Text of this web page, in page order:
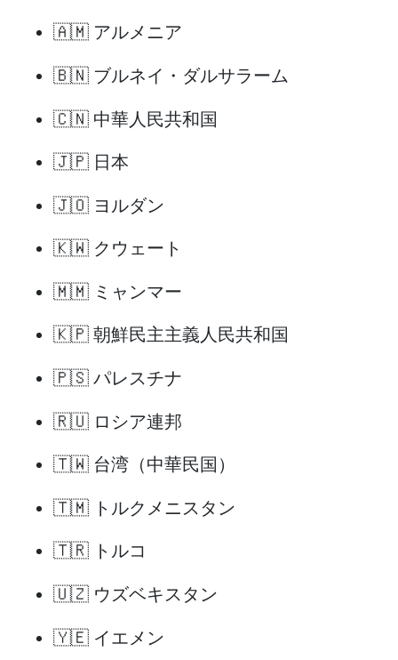
🇦🇲 アルメニア
🇧🇳 ブルネイ・ダルサラーム
🇨🇳 中華人民共和国
🇯🇵 日本
🇯🇴 ヨルダン
🇰🇼 クウェート
🇲🇲 ミャンマー
🇰🇵 朝鮮民主主義人民共和国
🇵🇸 パレスチナ
🇷🇺 ロシア連邦
🇹🇼 台湾（中華民国）
🇹🇲 トルクメニスタン
🇹🇷 トルコ
🇺🇿 ウズベキスタン
🇾🇪 イエメン